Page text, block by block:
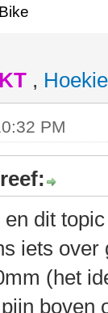
, Hoekie
PM
dit
iets
(het
boven